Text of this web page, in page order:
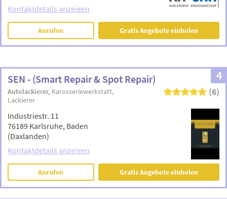
Kontaktdetails anzeigen
Anrufen Gratis Angebote einholen
4
SEN - (Smart Repair & Spot Repair)
Autolackierer Karosseriewerkstatt
Lackierer
(6)
Industriestr. 11
76189 Karlsruhe, Baden
(Daxlanden)
Kontaktdetails anzeigen
Anrufen Gratis Angebote einholen